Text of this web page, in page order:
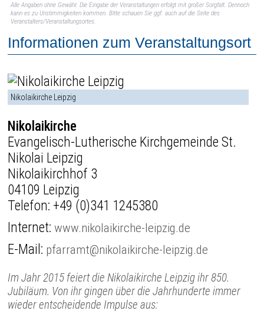
Alle Angaben ohne Gewähr. Die Eingabe der Veranstaltungen erfolgt mit großer Sorgfalt. Dennoch
kann es zu Unstimmigkeiten kommen. Bitte schauen Sie ggf. auch auf die Seite des
Veranstalters/Veranstaltungsortes.
Informationen zum Veranstaltungsort
Nikolaikirche Leipzig
Nikolaikirche
Evangelisch-Lutherische Kirchgemeinde St.
Nikolai Leipzig
Nikolaikirchhof 3
04109 Leipzig
Telefon: +49 (0)341 1245380
Internet:www.nikolaikirche-leipzig.de
E-Mail: pfarramt@nikolaikirche-leipzig.de
Im Jahr 2015 feiert die Nikolaikirche Leipzig ihr 850.
Jubiläum. Von ihr gingen über die Jahrhunderte immer
wieder entscheidende Impulse aus: